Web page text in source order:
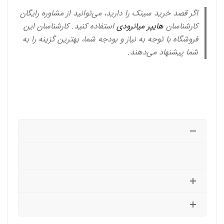
اگر قصد خرید سینک را دارید، می‌توانید از مشاوره رایگان
کارشناسان هایپر میانرودیاستفاده کنید. کارشناسان این
فروشگاه با توجه به نیاز و بودجه شما، بهترین گزینه را به
شما پیشنهاد می‌دهند.